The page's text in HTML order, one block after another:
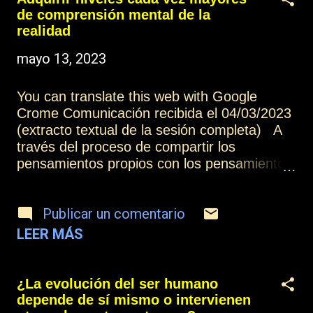
cuando se cree más amor a vuestro
alrededor. Otros artículos de esta
Comprender la verdadera realidad de la
Contactar o suscribirse
de comprensión mental de la
realidad
mayo 13, 2023
You can translate this web with Google
Crome Comunicación recibida el 04/03/2023
(extracto textual de la sesión completa) A
través del proceso de compartir los
pensamientos propios con los pensamientos
vayamos adquiriendo niveles cada vez
mayores de comprensión mental de la
y, cuando sois capaces de compartir vuestro
amor, y seáis capaces de captar el amor o la
Publicar un comentario
LEER MÁS
¿La evolución del ser humano
depende de sí mismo o intervienen